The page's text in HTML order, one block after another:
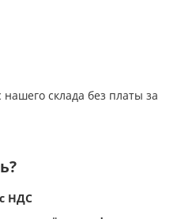
склада без платы за
НДС